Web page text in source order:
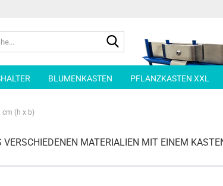
BLUMENKASTEN PFLANZKASTEN XXL
cm (h x b)
MATERIALIEN MIT EINEM